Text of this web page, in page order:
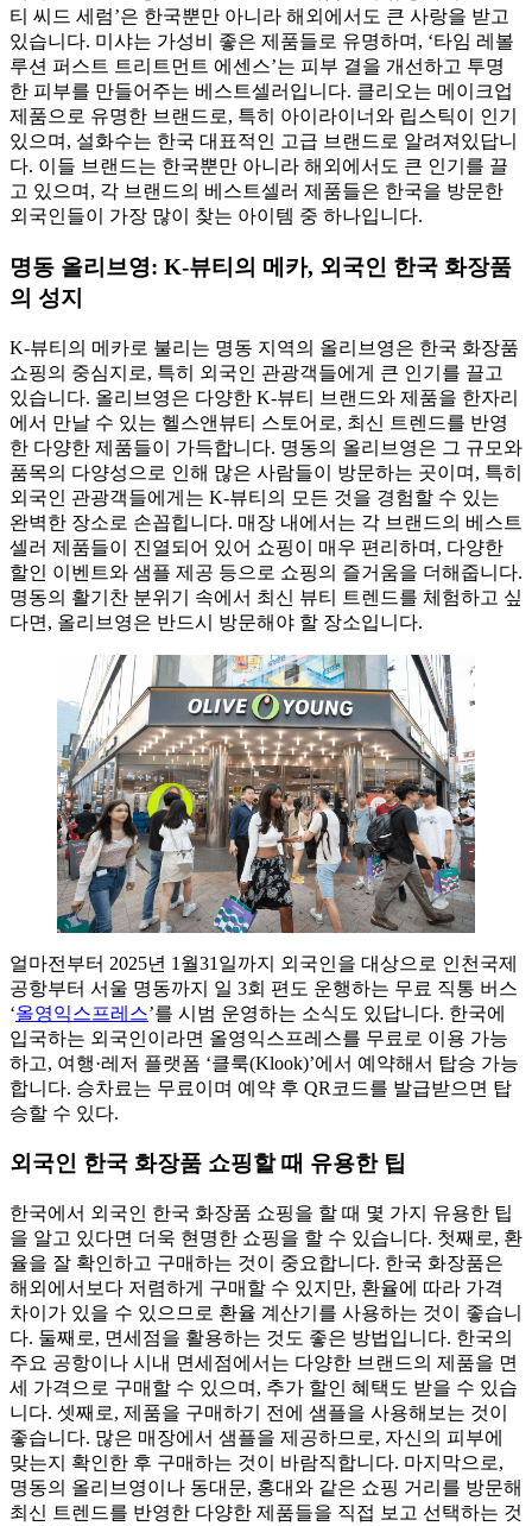
티 씨드 세럼’은 한국뿐만 아니라 해외에서도 큰 사랑을 받고
있습니다. 미샤는 가성비 좋은 제품들로 유명하며, ‘타임 레볼
루션 퍼스트 트리트먼트 에센스’는 피부 결을 개선하고 투명
한 피부를 만들어주는 베스트셀러입니다. 클리오는 메이크업
제품으로 유명한 브랜드로, 특히 아이라이너와 립스틱이 인기
있으며, 설화수는 한국 대표적인 고급 브랜드로 알려져있답니
다. 이들 브랜드는 한국뿐만 아니라 해외에서도 큰 인기를 끌
고 있으며, 각 브랜드의 베스트셀러 제품들은 한국을 방문한
외국인들이 가장 많이 찾는 아이템 중 하나입니다.
명동 올리브영: K-뷰티의 메카, 외국인 한국 화장품
의 성지
K-뷰티의 메카로 불리는 명동 지역의 올리브영은 한국 화장품
쇼핑의 중심지로, 특히 외국인 관광객들에게 큰 인기를 끌고
있습니다. 올리브영은 다양한 K-뷰티 브랜드와 제품을 한자리
에서 만날 수 있는 헬스앤뷰티 스토어로, 최신 트렌드를 반영
한 다양한 제품들이 가득합니다. 명동의 올리브영은 그 규모와
품목의 다양성으로 인해 많은 사람들이 방문하는 곳이며, 특히
외국인 관광객들에게는 K-뷰티의 모든 것을 경험할 수 있는
완벽한 장소로 손꼽힙니다. 매장 내에서는 각 브랜드의 베스트
셀러 제품들이 진열되어 있어 쇼핑이 매우 편리하며, 다양한
할인 이벤트와 샘플 제공 등으로 쇼핑의 즐거움을 더해줍니다.
명동의 활기찬 분위기 속에서 최신 뷰티 트렌드를 체험하고 싶
다면, 올리브영은 반드시 방문해야 할 장소입니다.
얼마전부터 2025년 1월31일까지 외국인을 대상으로 인천국제
공항부터 서울 명동까지 일 3회 편도 운행하는 무료 직통 버스
‘올영익스프레스’를 시범 운영하는 소식도 있답니다. 한국에
입국하는 외국인이라면 올영익스프레스를 무료로 이용 가능
하고, 여행·레저 플랫폼 ‘클룩(Klook)’에서 예약해서 탑승 가능
합니다. 승차료는 무료이며 예약 후 QR코드를 발급받으면 탑
승할 수 있다.
외국인 한국 화장품 쇼핑할 때 유용한 팁
한국에서 외국인 한국 화장품 쇼핑을 할 때 몇 가지 유용한 팁
을 알고 있다면 더욱 현명한 쇼핑을 할 수 있습니다. 첫째로, 환
율을 잘 확인하고 구매하는 것이 중요합니다. 한국 화장품은
해외에서보다 저렴하게 구매할 수 있지만, 환율에 따라 가격
차이가 있을 수 있으므로 환율 계산기를 사용하는 것이 좋습니
다. 둘째로, 면세점을 활용하는 것도 좋은 방법입니다. 한국의
주요 공항이나 시내 면세점에서는 다양한 브랜드의 제품을 면
세 가격으로 구매할 수 있으며, 추가 할인 혜택도 받을 수 있습
니다. 셋째로, 제품을 구매하기 전에 샘플을 사용해보는 것이
좋습니다. 많은 매장에서 샘플을 제공하므로, 자신의 피부에
맞는지 확인한 후 구매하는 것이 바람직합니다. 마지막으로,
명동의 올리브영이나 동대문, 홍대와 같은 쇼핑 거리를 방문해
최신 트렌드를 반영한 다양한 제품들을 직접 보고 선택하는 것